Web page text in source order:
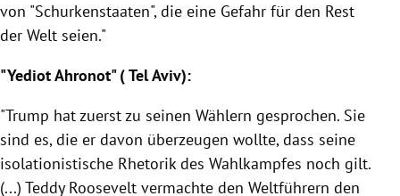
von "Schurkenstaaten", die eine Gefahr für den Rest
der Welt seien."
"Yediot Ahronot" (Tel Aviv):
"Trump hat zuerst zu seinen Wählern gesprochen. Sie
sind es, die er davon überzeugen wollte, dass seine
isolationistische Rhetorikdes Wahlkampfes noch gilt.
(...) Teddy Roosevelt vermachte den Weltführern den